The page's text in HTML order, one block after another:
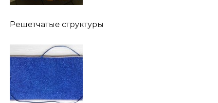
Решетчатые структуры